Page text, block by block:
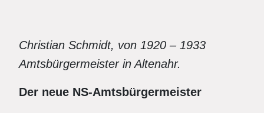
Christian Schmidt, von 1920 – 1933
Amtsbürgermeister in Altenahr.
Der neue NS-Amtsbürgermeister